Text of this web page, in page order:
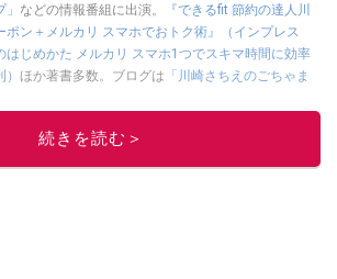
などの情報番組に出演。
『できるfit 節約の達人川
ポン＋メルカリ スマホでおトク術』（インプレス
はじめかた メルカリ スマホ1つでスキマ時間に効率
ほか著書多数。ブログは 「川崎さちえのごちゃま
てをするために、突然会社を辞める。翌月からの
いながら、しかも空いた時間でできるオークション
取引の仕方がわからずに、まずは落札者として参
続きを読む＞